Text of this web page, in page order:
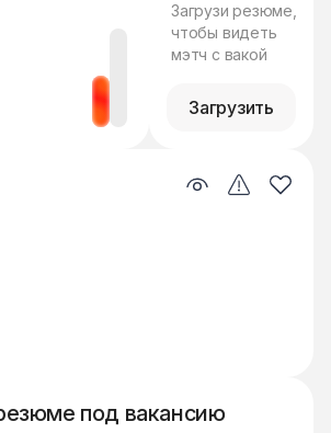
Загрузи резюме,
чтобы видеть
мэтч с вакой
Загрузить
под вакансию